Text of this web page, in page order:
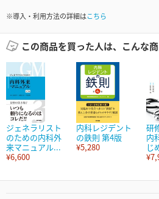
※導入・利用方法の詳細はこちら
この商品を買った人は、こんな商
ジェネラリスト
のための内科外
来マニュアル...
¥6,600
内科レジデント
の鉄則 第4版
¥5,280
研
内
じ